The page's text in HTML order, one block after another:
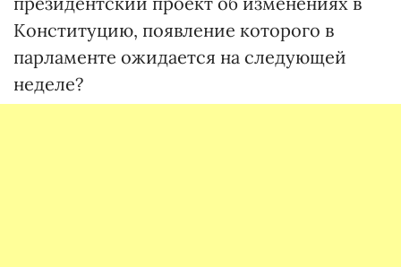
Конституцию, появление которого в
парламенте ожидается на следующей
неделе?